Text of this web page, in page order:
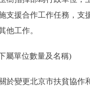
支援合作工作任務，
他工作。
單位數量及名稱)
更北京市扶貧協作